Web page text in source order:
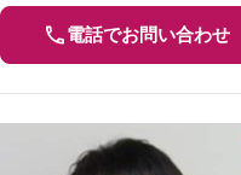
電話でお問い合わせ